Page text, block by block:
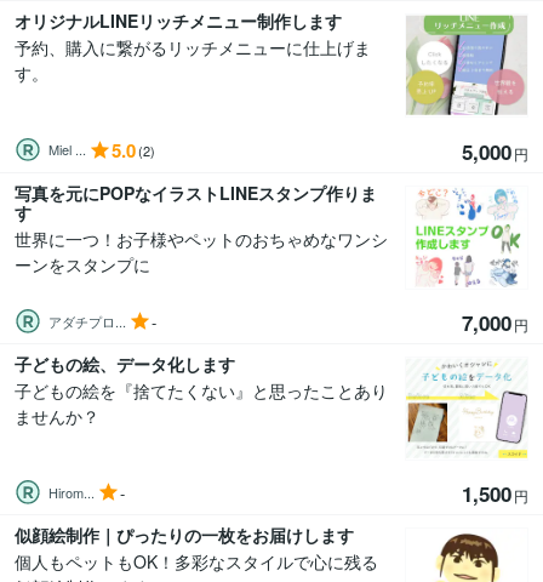
オリジナルLINEリッチメニュー制作します
予約、購入に繋がるリッチメニューに仕上げま
す。
Miel ... 5.0(2) 5,000円
写真を元にPOPなイラストLINEスタンプ作りま
す
世界に一つ！お子様やペットのおちゃめなワンシ
ーンをスタンプに
アダチプロ... - 7,000円
子どもの絵、データ化します
子どもの絵を『捨てたくない』と思ったことあり
ませんか？
Hirom... - 1,500円
似顔絵制作｜ぴったりの一枚をお届けします
個人もペットもOK！多彩なスタイルで心に残る